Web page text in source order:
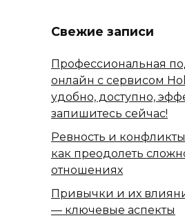
Свежие записи
Профессиональная
онлайн с сервисом
удобно, доступно,
запишитесь сейчас!
Ревность и
как преодолеть
отношениях
Привычки и их
— ключевые аспекты